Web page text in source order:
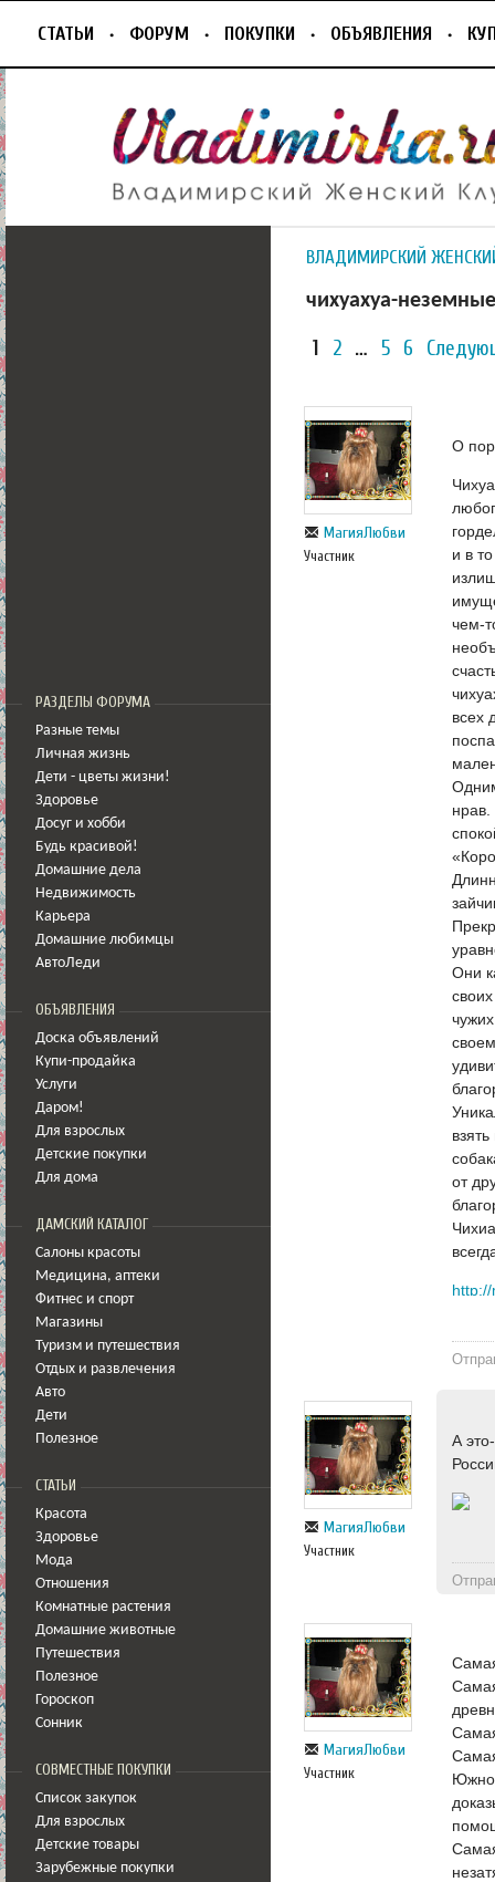
СТАТЬИ ФОРУМ ПОКУПКИ ОБЪЯВЛЕНИЯ
РАЗДЕЛЫ ФОРУМА
Разные темы
Личная жизнь
Дети - цветы жизни!
Здоровье
Досуг и хобби
Будь красивой!
Домашние дела
Недвижимость
Карьера
Домашние любимцы
АвтоЛеди
ОБЪЯВЛЕНИЯ
Доска объявлений
Купи-продайка
Услуги
Даром!
Для взрослых
Детские покупки
Для дома
ДАМСКИЙ КАТАЛОГ
Салоны красоты
Медицина, аптеки
Фитнес и спорт
Магазины
Туризм и путешествия
Отдых и развлечения
Авто
Дети
Полезное
СТАТЬИ
Красота
Здоровье
Мода
Отношения
Комнатные растения
Домашние животные
Путешествия
Полезное
Гороскоп
Сонник
СОВМЕСТНЫЕ ПОКУПКИ
Список закупок
Для взрослых
Детские товары
Зарубежные покупки
ВЛАДИМИРСКИЙ
чихуахуа-
1 2 … 5 6
МагияЛюбви
Участник
О
и в
чем-
всех
Они
от
МагияЛюбви
Участник
А
МагияЛюбви
Участник